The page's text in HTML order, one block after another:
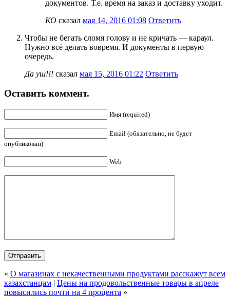
документов. Т.е. время на заказ и доставку уходит.
КО сказал мая 14, 2016 01:08 Ответить
Чтобы не бегать сломя голову и не кричать — караул.
Нужно всё делать вовремя. И документы в первую
очередь.
Да уш!!! сказал мая 15, 2016 01:22 Ответить
Оставить коммент.
Имя (required)
Email (обязательно, не будет
опубликован)
Web
« О магазинах с некачественными продуктами расскажут всем
казахстанцам | Цены на продовольственные товары в апреле
повысились почти на 4 процента »